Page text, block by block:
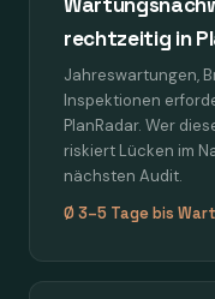
rechtzeitig in
Jahreswartungen,
Inspektionen
PlanRadar. Wer
riskiert Lücken im
nächsten Audit.
Ø 3–5 Tage bis